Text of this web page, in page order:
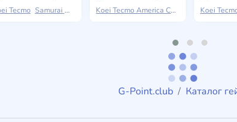
Tecmo Samurai Warriors
Koei Tecmo America Corporation
Koei
G-Point.club Каталог